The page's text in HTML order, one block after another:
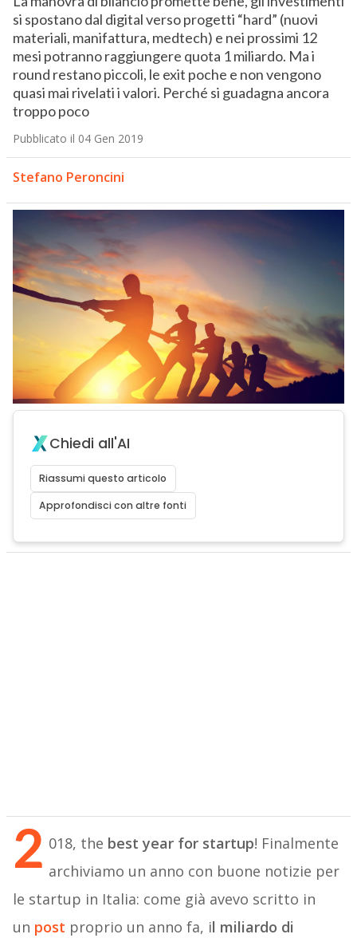
si spostano dal digital verso progetti “hard” (nuovi
materiali, manifattura, medtech) e nei prossimi 12
mesi potranno raggiungere quota 1 miliardo. Ma i
round restano piccoli, le exit poche e non vengono
quasi mai rivelati i valori. Perché si guadagna ancora
troppo poco
Pubblicato il 04 Gen 2019
Stefano Peroncini
Chiedi all'AI
Riassumi questo articolo
Approfondisci con altre fonti
2 018, the best year for startup! Finalmente
archiviamo un anno con buone notizie per
le startup in Italia: come già avevo scritto in
un post proprio un anno fa, il miliardo di